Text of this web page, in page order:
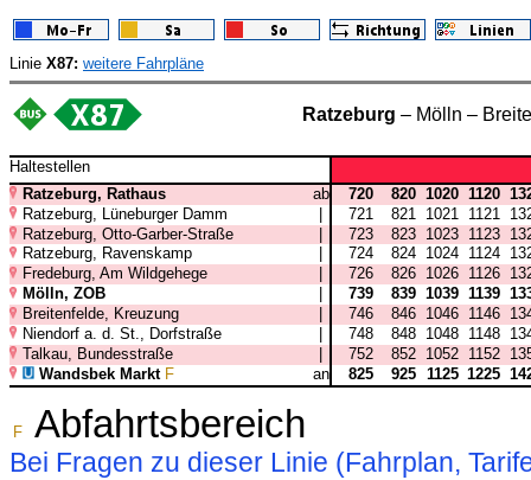
Linie X87: weitere Fahrpläne
Ratzeburg – Mölln –
Haltestellen
Ratzeburg, Rathaus
ab 720 820 1020 1120
Ratzeburg, Lüneburger Damm
| 721 821 1021 1121
Ratzeburg, Otto-Garber-Straße
| 723 823 1023 1123
Ratzeburg, Ravenskamp
724 824 1024 1124
Fredeburg, Am Wildgehege
726 826 1026 1126
Mölln, ZOB
739 839 1039 1139
Breitenfelde, Kreuzung
746 846 1046 1146
Niendorf a. d. St., Dorfstraße
748 848 1048 1148
Talkau, Bundesstraße
752 852 1052 1152
Wandsbek MarktF an 825 925 1125 1225
F Abfahrtsbereich
Bei Fragen zu dieser Linie (Fahrplan,